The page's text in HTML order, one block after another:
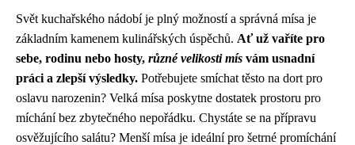
Svět kuchařského nádobí je plný možností a správná mísa je
základním kamenem kulinářských úspěchů. Ať už vaříte pro
sebe, rodinu nebo hosty, různé velikosti mís vám usnadní
práci a zlepší výsledky. Potřebujete smíchat těsto na dort pro
oslavu narozenin? Velká mísa poskytne dostatek prostoru pro
míchání bez zbytečného nepořádku. Chystáte se na přípravu
osvěžujícího salátu? Menší mísa je ideální pro šetrné promíchání